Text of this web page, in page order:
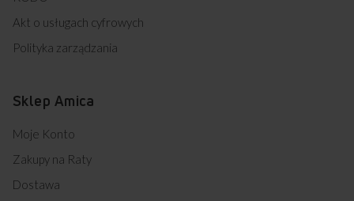
Akt o usługach cyfrowych
Polityka zarządzania
Sklep Amica
Moje Konto
Zakupy na Raty
Dostawa